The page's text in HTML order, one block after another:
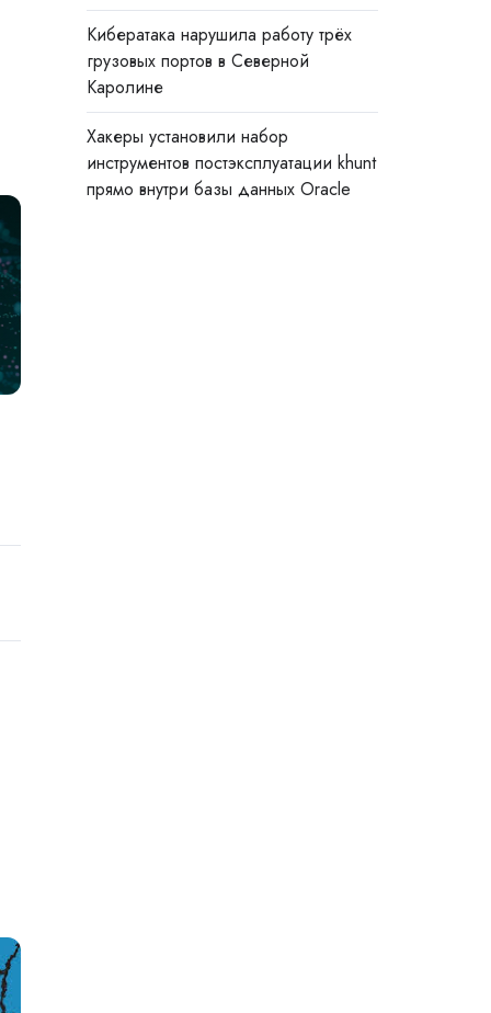
Кибератака нарушила работу трёх
грузовых портов в Северной
Каролине
Хакеры установили набор
инструментов постэксплуатации khunt
прямо внутри базы данных Oracle